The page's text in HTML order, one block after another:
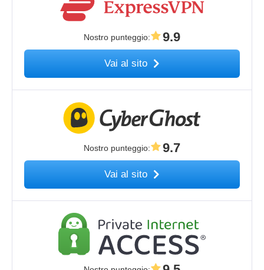
Nostro punteggio: 9.9
Vai al sito
Nostro punteggio: 9.7
Vai al sito